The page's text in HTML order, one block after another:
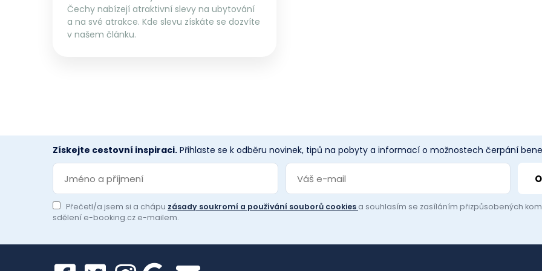
Čechy nabízejí atraktivní slevy na ubytování
a na své atrakce. Kde slevu získáte se dozvíte
v našem článku.
Získejte cestovní inspiraci. Přihlaste se k odběru novinek, tipů na pobyty a informací o možnostech čerpání
Přečetl/a jsem si a chápu zásady soukromí a používání souborů cookies a souhlasím se zasíláním přizpůsobených
sdělení e-booking.cz e-mailem.